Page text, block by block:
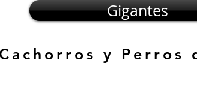
Gigantes
y Perros